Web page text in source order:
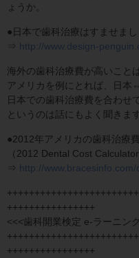
ょうか。
●日本で歯科治療はすませまし
⇒ http://www.design-
海外の歯科治療費が高いこと
アメリカを例にとれば、日本
日本での歯科治療費を合わせ
というのは話にもよく聞きま
●2012年アメリカの歯科治療
（2012 Dental Cost Calculator
⇒ http://www.bracesinfo.com/
++++++++++++++++
<<<歯科開業検定 e-ラーニン
++++++++++++++++